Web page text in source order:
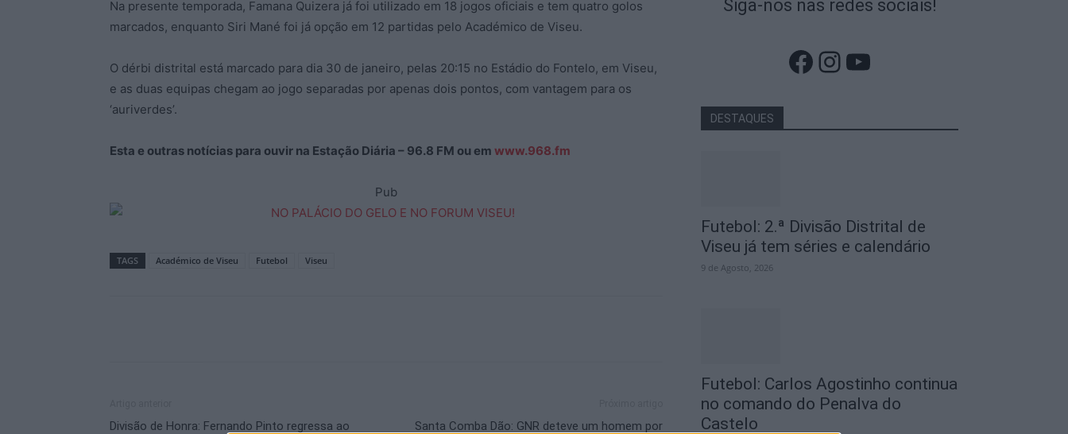
Na presente temporada, Famana Quizera já foi utilizado em 18 jogos oficiais e tem quatro golos
marcados, enquanto Siri Mané foi já opção em 12 partidas pelo Académico de Viseu.
O dérbi distrital está marcado para dia 30 de janeiro, pelas 20:15 no Estádio do Fontelo, em Viseu,
e as duas equipas chegam ao jogo separadas por apenas dois pontos, com vantagem para os
‘auriverdes’.
Esta e outras notícias para ouvir na Estação Diária – 96.8 FM ou em www.968.fm
Pub
TAGS Académico de Viseu Futebol Viseu
Divisão de Honra: Fernando Pinto regressa ao
Santa Comba Dão: GNR deteve um homem por
Siga-nos nas redes sociais!
Facebook
Instagram
YouTube
DESTAQUES
Futebol: 2.ª Divisão Distrital de
Viseu já tem séries e calendário
9 de Agosto, 2026
Futebol: Carlos Agostinho continua
no comando do Penalva do
Castelo